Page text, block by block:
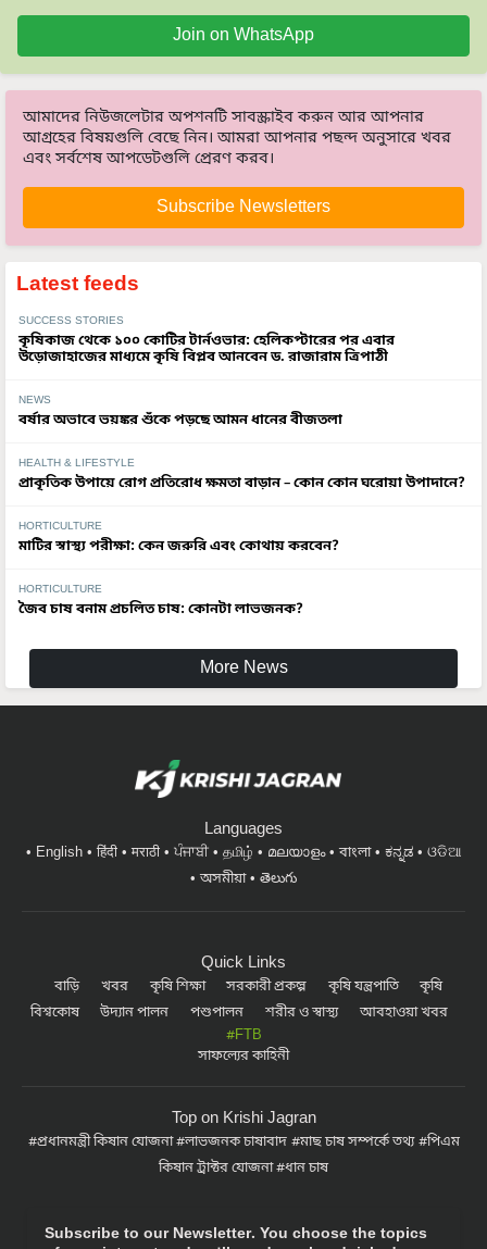
Join on WhatsApp
আমাদের নিউজলেটার অপশনটি সাবস্ক্রাইব করুন আর আপনার
আগ্রহের বিষয়গুলি বেছে নিন। আমরা আপনার পছন্দ অনুসারে খবর
এবং সর্বশেষ আপডেটগুলি প্রেরণ করব।
Subscribe Newsletters
Latest feeds
SUCCESS STORIES
কৃষিকাজ থেকে ১০০ কোটির টার্নওভার: হেলিকপ্টারের পর এবার
উড়োজাহাজের মাধ্যমে কৃষি বিপ্লব আনবেন ড. রাজারাম ত্রিপাঠী
NEWS
বর্ষার অভাবে ভয়ঙ্কর শুঁকে পড়ছে আমন ধানের বীজতলা
HEALTH & LIFESTYLE
প্রাকৃতিক উপায়ে রোগ প্রতিরোধ ক্ষমতা বাড়ান – কোন কোন ঘরোয়া উপাদানে?
HORTICULTURE
মাটির স্বাস্থ্য পরীক্ষা: কেন জরুরি এবং কোথায় করবেন?
HORTICULTURE
জৈব চাষ বনাম প্রচলিত চাষ: কোনটা লাভজনক?
More News
Languages
English हिंदी मराठी ਪੰਜਾਬੀ தமிழ் മലയാളം বাংলা ಕನ್ನಡ
ଓଡିଆ
অসমীয়া
తెలుగు
Quick Links
বাড়ি খবর কৃষি শিক্ষা সরকারী প্রকল্প কৃষি যন্ত্রপাতি
কৃষি
বিশ্বকোষ
উদ্যান পালন পশুপালন শরীর ও স্বাস্থ্য
আবহাওয়া খবর
#FTB
সাফল্যের কাহিনী
Top on Krishi Jagran
প্রধানমন্ত্রী কিষান যোজনা লাভজনক চাষাবাদ মাছ চাষ সম্পর্কে তথ্য
পিএম
কিষান ট্রাক্টর যোজনা ধান চাষ
Subscribe to our Newsletter. You choose the topics